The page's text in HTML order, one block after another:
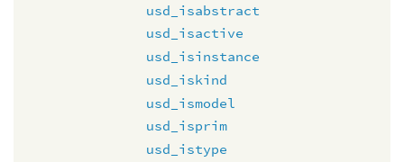
usd_isabstract
usd_isactive
usd_isinstance
usd_iskind
usd_ismodel
usd_isprim
usd_istype